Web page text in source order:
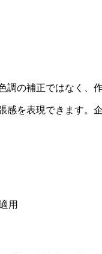
の補正ではなく、
を表現できます。
用